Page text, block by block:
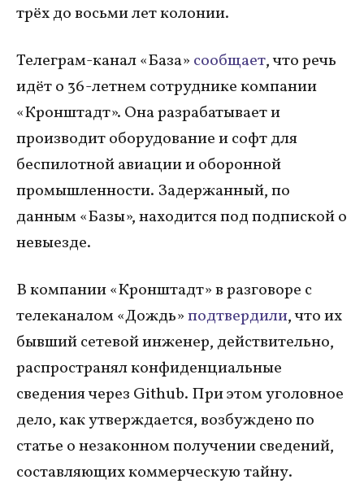
трёх до восьми лет колонии.
Телеграм-канал «База» сообщает, что речь
идёт о 36-летнем сотруднике компании
«Кронштадт». Она разрабатывает и
производит оборудование и софт для
беспилотной авиации и оборонной
промышленности. Задержанный, по
данным «Базы», находится под подпиской о
невыезде.
В компании «Кронштадт» в разговоре с
телеканалом «Дождь»подтвердили, что их
бывший сетевой инженер, действительно,
распространял конфиденциальные
сведения через Github. При этом уголовное
дело, как утверждается, возбуждено по
статье о незаконном получении сведений,
составляющих коммерческую тайну.